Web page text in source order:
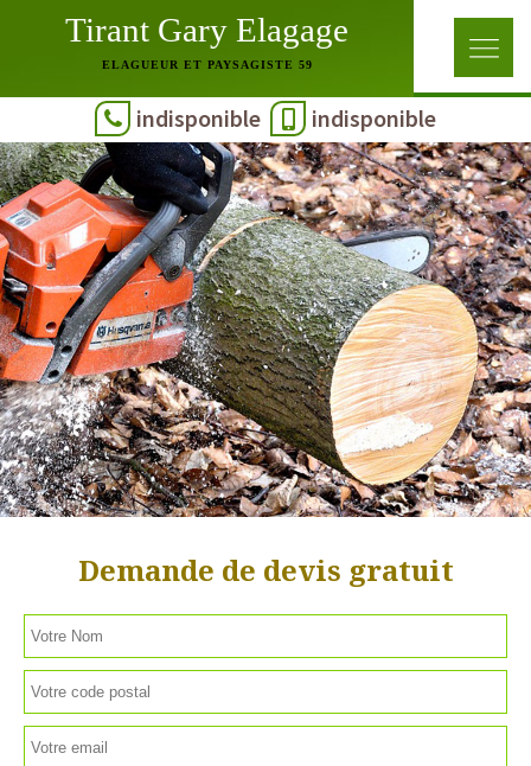
Tirant Gary Elagage
ELAGUEUR ET PAYSAGISTE 59
indisponible indisponible
Demande de devis gratuit